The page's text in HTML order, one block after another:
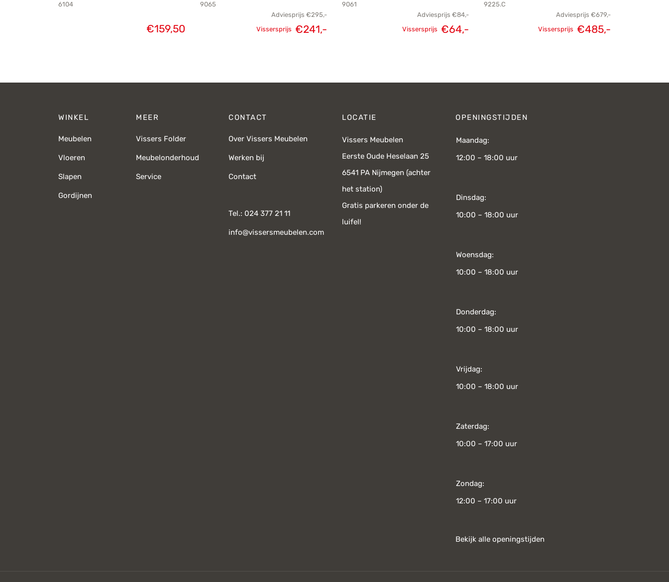
6104
€159,50
9065
Adviesprijs €295,-
Vissersprijs €241,-
9061
Adviesprijs €84,-
Vissersprijs €64,-
9225.C
Adviesprijs €679,-
Vissersprijs €485,-
WINKEL
Meubelen
Vloeren
Slapen
Gordijnen
MEER
Vissers Folder
Meubelonderhoud
Service
CONTACT
Over Vissers Meubelen
Werken bij
Contact
Tel.: 024 377 21 11
info@vissersmeubelen.com
LOCATIE
Vissers Meubelen
Eerste Oude Heselaan 25
6541 PA Nijmegen (achter
het station)
Gratis parkeren onder de
luifel!
OPENINGSTIJDEN
Maandag:
12:00 – 18:00 uur
Dinsdag:
10:00 – 18:00 uur
Woensdag:
10:00 – 18:00 uur
Donderdag:
10:00 – 18:00 uur
Vrijdag:
10:00 – 18:00 uur
Zaterdag:
10:00 – 17:00 uur
Zondag:
12:00 – 17:00 uur
Bekijk alle openingstijden